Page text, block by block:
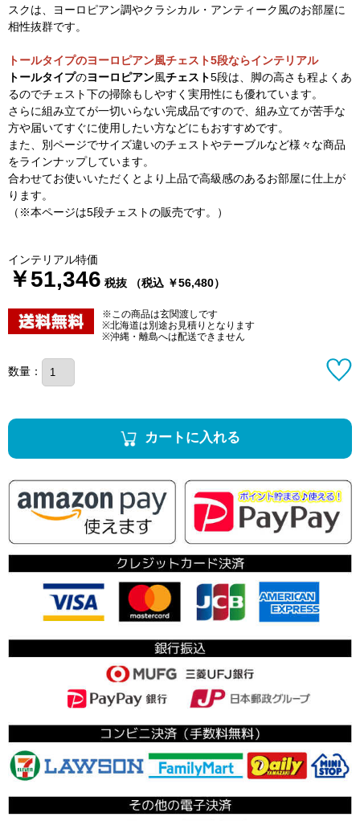
スクは、ヨーロピアン調やクラシカル・アンティーク風のお部屋に
相性抜群です。
トールタイプのヨーロピアン風チェスト5段ならインテリアル
トールタイプのヨーロピアン風チェスト5段は、脚の高さも程よくあ
るのでチェスト下の掃除もしやすく実用性にも優れています。
さらに組み立てが一切いらない完成品ですので、組み立てが苦手な
方や届いてすぐに使用したい方などにもおすすめです。
また、別ページでサイズ違いのチェストやテーブルなど様々な商品
をラインナップしています。
合わせてお使いいただくとより上品で高級感のあるお部屋に仕上が
ります。
（※本ページは5段チェストの販売です。）
インテリアル特価
￥51,346 税抜 （税込 ￥56,480）
※この商品は玄関渡しです
※北海道は別途お見積りとなります
※沖縄・離島へは配送できません
数量：
カートに入れる